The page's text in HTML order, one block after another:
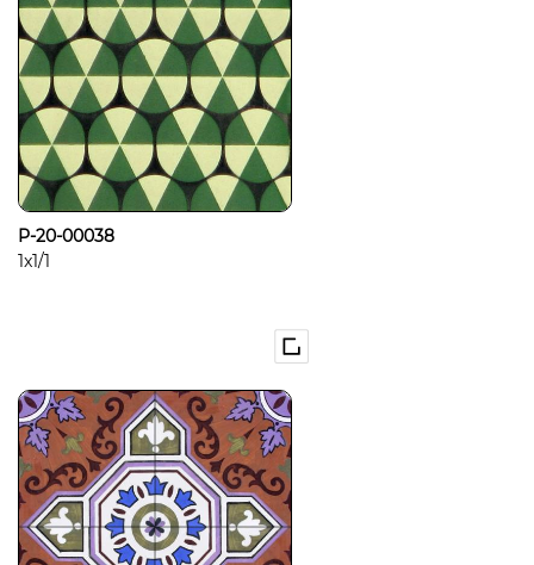
P-20-00038
1x1/1